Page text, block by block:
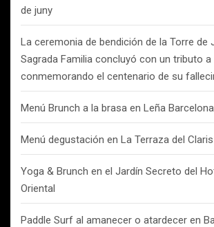
de juny
La ceremonia de bendición de la Torre de
Sagrada Familia concluyó con un tributo a
conmemorando el centenario de su
Menú Brunch a la brasa en Leña Barcelona
Menú degustación en La Terraza del Claris
Yoga & Brunch en el Jardín Secreto del
Oriental
Paddle Surf al amanecer o atardecer en